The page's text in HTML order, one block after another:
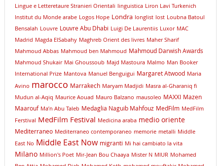
Lingue e Letteretaure Stranieri Orientali linguistica Liron Lavi Turkenich
lnstitut du Monde arabe Logos Hope Londra longlist lost Loubna Batoul
Bensalah Louvre Louvre Abu Dhabi Luigi De Laurentiis Luxor MAC
Madrid Magda ElSabahy Maghreb Orient des livres Maher Sharif
Mahmoud Abbas Mahmoud ben Mahmoud Mahmoud Darwish Awards
Mahmoud Shukair Mai Ghoussoub Majd Mastoura Malmo Man Booker
International Prize Mantova Manuel Benguigui Margaret Atwood Maria
Avino marocco Marrakech Maryam Madjidi Masra al-Gharaniq fi
Mudun al-Aqiq Maurice Aouad Mauro Balzano mausoleo MAXXI Mazen
Maarouf Ma’n Abu Taleb Medaglia Naguib Mahfouz MedFilm MedFilm
Ferstival MedFilm Festival Medicina araba medio oriente
Mediterraneo Mediterraneo contemporaneo memorie metalli Middle
East No Middle East Now migranti Mi hai cambiato la vita
Milano Million's Poet Mir-Jean Bou Chaaya Mister N MIUR Mohamed